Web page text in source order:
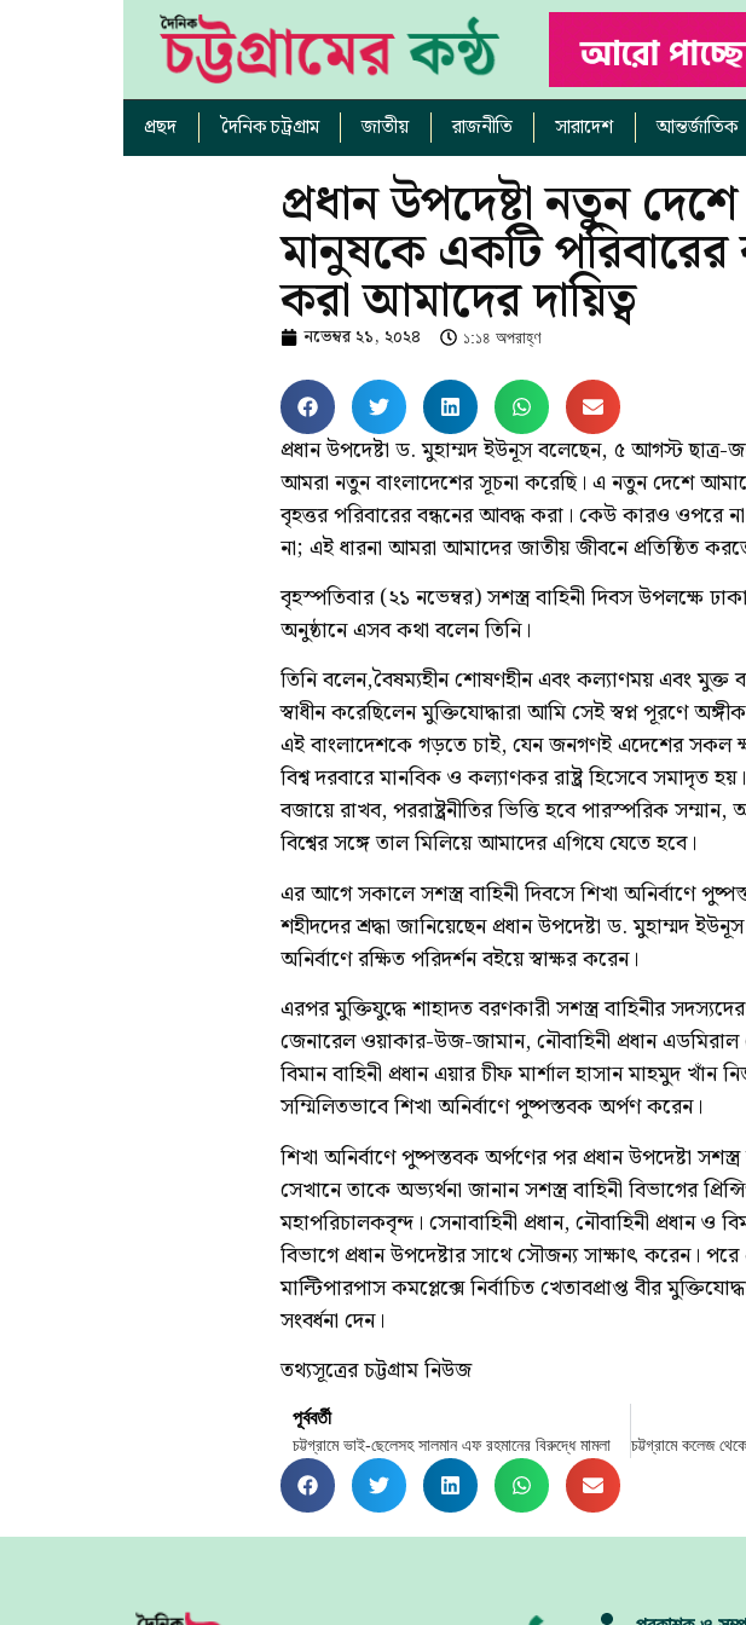
প্রছদ দৈনিক চট্রগ্রাম জাতীয় রাজনীতি সারাদেশ আন্তর্জাতিক
প্রধান উপদেষ্টা নতুন
মানুষকে একটি
করা আমাদের দায়িত্ব
নভেম্বর ২১, ২০২৪ ১:১৪ অপরাহ্ণ
প্রধান উপদেষ্টা ড. মুহাম্মদ ইউনূস বলেছেন, ৫ আগস্ট ছাত্র-
আমরা নতুন বাংলাদেশের সূচনা করেছি। এ নতুন দেশে
বৃহত্তর পরিবারের বন্ধনের আবদ্ধ করা। কেউ কারও ওপরে
না; এই ধারনা আমরা আমাদের জাতীয় জীবনে প্রতিষ্ঠিত
বৃহস্পতিবার (২১ নভেম্বর) সশস্ত্র বাহিনী দিবস উপলক্ষে
অনুষ্ঠানে এসব কথা বলেন তিনি।
তিনি বলেন,বৈষম্যহীন শোষণহীন এবং কল্যাণময় এবং মুক্ত
স্বাধীন করেছিলেন মুক্তিযোদ্ধারা আমি সেই স্বপ্ন পূরণে
এই বাংলাদেশকে গড়তে চাই, যেন জনগণই এদেশের সকল
বিশ্ব দরবারে মানবিক ও কল্যাণকর রাষ্ট্র হিসেবে সমাদৃত
বজায়ে রাখব, পররাষ্ট্রনীতির ভিত্তি হবে পারস্পরিক সম্মান,
বিশ্বের সঙ্গে তাল মিলিয়ে আমাদের এগিযে যেতে হবে।
এর আগে সকালে সশস্ত্র বাহিনী দিবসে শিখা অনির্বাণে
শহীদদের শ্রদ্ধা জানিয়েছেন প্রধান উপদেষ্টা ড. মুহাম্মদ
অনির্বাণে রক্ষিত পরিদর্শন বইয়ে স্বাক্ষর করেন।
এরপর মুক্তিযুদ্ধে শাহাদত বরণকারী সশস্ত্র বাহিনীর সদস্যদের
জেনারেল ওয়াকার-উজ-জামান, নৌবাহিনী প্রধান
বিমান বাহিনী প্রধান এয়ার চীফ মার্শাল হাসান মাহমুদ খাঁন
সম্মিলিতভাবে শিখা অনির্বাণে পুষ্পস্তবক অর্পণ করেন।
শিখা অনির্বাণে পুষ্পস্তবক অর্পণের পর প্রধান উপদেষ্টা
সেখানে তাকে অভ্যর্থনা জানান সশস্ত্র বাহিনী বিভাগের
মহাপরিচালকবৃন্দ। সেনাবাহিনী প্রধান, নৌবাহিনী প্রধান ও
বিভাগে প্রধান উপদেষ্টার সাথে সৌজন্য সাক্ষাৎ করেন। পরে
মাল্টিপারপাস কমপ্লেক্সে নির্বাচিত খেতাবপ্রাপ্ত বীর
সংবর্ধনা দেন।
তথ্যসূত্রের চট্টগ্রাম নিউজ
পূর্ববর্তী
চট্টগ্রামে ভাই-ছেলেসহ সালমান এফ রহমানের বিরুদ্ধে মামলা